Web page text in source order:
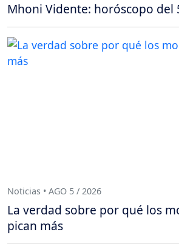
Mhoni Vidente: horóscopo del
Noticias • AGO 5 / 2026
La verdad sobre por qué los
pican más